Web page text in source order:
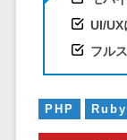
UI/UX
フル
PHP Ruby